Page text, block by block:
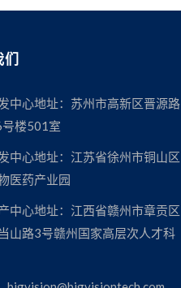
们
中心地址：苏州市高新区晋源路
楼501室
中心地址：江苏省徐州市铜山区
医药产业园
中心地址：江西省赣州市章贡区
山路3号赣州国家高层次人才科